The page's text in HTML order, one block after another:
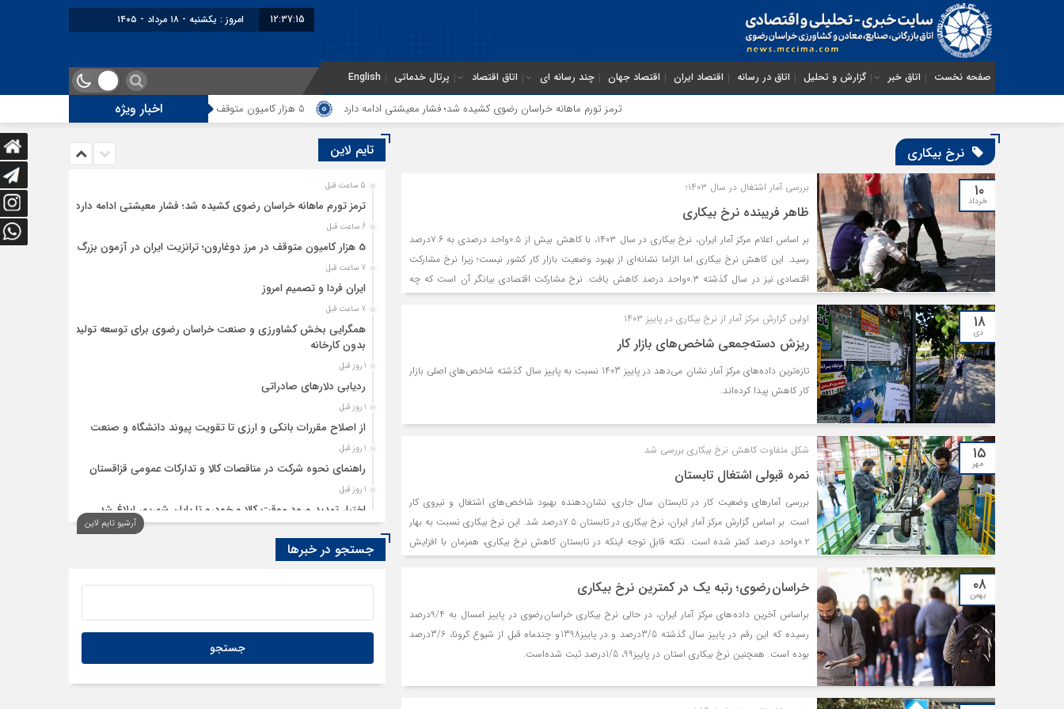
12:37:15 امروز : یکشنبه - ۱۸ مرداد - ۱۴۰۵
صفحه نخست اتاق خبر گزارش و تحلیل اتاق در رسانه اقتصاد ایران اقتصاد جهان چند رسانه ای اتاق اقتصاد پرتال خدماتی English
اخبار ویژه ترمز تورم ماهانه خراسان رضوی کشیده شد؛ فشار معیشتی ادامه دارد 5 هزار کامیون متوقف در مرز دوغارون؛ ترانزیت ایران در آزمون بزرگ
نرخ بیکاری
۱۰
خرداد
بررسی آمار اشتغال در سال ۱۴۰۳؛
ظاهر فریبنده نرخ بیکاری
بر اساس اعلام مرکز آمار ایران، نرخ بیکاری در سال ۱۴۰۳، با کاهش بیش از ۰.۵واحد درصدی به ۷.۶درصد
رسید. این کاهش نرخ بیکاری اما الزاما نشانه‌ای از بهبود وضعیت بازار کار کشور نیست؛ زیرا نرخ مشارکت
اقتصادی نیز در سال گذشته ۰.۳واحد درصد کاهش یافت. نرخ مشارکت اقتصادی بیانگر آن است که چه
درصدی از جمعیت در سن کار (۱۵سال به بالا) شاغل هستند یا به دنبال کار می‌گردند. بازار کار کشور در سال
صرف بر نرخ بیکاری و عدم توجه به نرخ مشارکت اقتصادی می‌تواند تا چه حد فریب‌دهنده باشد.
کارشناسان سه عامل اصلی پایین بودن نرخ مشارکت اقتصادی را نبود فرصت‌های شغلی مناسب، افزایش
۱۸
دی
اولین گزارش مرکز آمار از نرخ بیکاری در پاییز ۱۴۰۳
ریزش دسته‌جمعی شاخص‌های بازار کار
تازه‌ترین داده‌های مرکز آمار نشان می‌دهد در پاییز 1403 نسبت به پاییز سال گذشته شاخص‌های اصلی بازار
کار کاهش پیدا کرده‌اند.
۱۵
مهر
شکل متفاوت کاهش نرخ بیکاری بررسی شد
نمره قبولی اشتغال تابستان
بررسی آمارهای وضعیت کار در تابستان سال جاری، نشان‌دهنده بهبود شاخص‌های اشتغال و نیروی کار
است. بر اساس گزارش مرکز آمار ایران، نرخ بیکاری در تابستان ۷.۵درصد شد. این نرخ بیکاری نسبت به بهار
۰.۲واحد درصد کمتر شده است. نکته قابل توجه اینکه در تابستان کاهش نرخ بیکاری، همزمان با افزایش
نرخ مشارکت و افزایش میزان اشتغال همراه بوده است. نرخ مشارکت در تابستان سال جاری به ۴۱.۷درصد
رسیده که بیشترین میزان در ۴سال اخیر است. برای داشتن تصویری بهتر باید اشتغال تابستانی را مورد
نسبت به مدت مشابه سال قبل ۴۴۳هزار نفر بیشتر بوده و به بیشترین میزان تاریخی خود رسیده است. در
سال‌های گذشته، کاهش نرخ بیکاری بیش از آنکه متاثر از افزایش اشتغال باشد، به‌دلیل کاهش نرخ
مشارکت اقتصادی بود. اما به نظر می‌رسد که این روند در حال تغییر است و میزان مشارکت اقتصادی و
۰۸
بهمن خراسان رضوی؛ رتبه یک در کمترین نرخ بیکاری
براساس آخرین داده های مرکز آمار ایران، در حالی نرخ بیکاری خراسان رضوی در پاییز امسال به 9/4درصد
رسیده که این رقم در پاییز سال گذشته 3/5درصد و در پاییز1398 و چندماه قبل از شیوع کرونا، 3/6درصد
بوده است. همچنین نرخ بیکاری استان در پاییز99، 1/5درصد ثبت شده‌است.
تایم لاین
5 ساعت قبل
ترمز تورم ماهانه خراسان رضوی کشیده شد؛ فشار معیشتی ادامه دارد
6 ساعت قبل
5 هزار کامیون متوقف در مرز دوغارون؛ ترانزیت ایران در آزمون بزرگ
7 ساعت قبل
ایران فردا و تصمیم امروز
7 ساعت قبل
همگرایی بخش کشاورزی و صنعت خراسان رضوی برای توسعه تولید
بدون کارخانه
1 روز قبل
ردیابی دلارهای صادراتی
1 روز قبل
از اصلاح مقررات بانکی و ارزی تا تقویت پیوند دانشگاه و صنعت
1 روز قبل
راهنمای نحوه شرکت در مناقصات کالا و تدارکات عمومی قزاقستان
1 روز قبل
اختیار تمدید ورود موقت کالا و خودرو تا پایان شهریور ابلاغ شد
تمدید امکان استفادۀ واردکنندگان دارو از اوراق گام تا پایان سال
آرشیو تایم لاین
جستجو در خبرها